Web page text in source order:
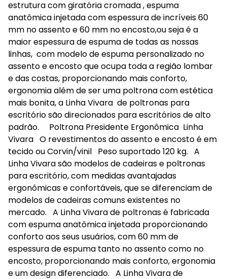
estrutura com giratória cromada , espuma
anatômica injetada com espessura de incríveis 60
mm no assento e 60 mm no encosto,ou seja é a
maior espessura de espuma de todas as nossas
linhas, com modelo de espuma personalizado no
assento e encosto que ocupa toda a região lombar
e das costas, proporcionando mais conforto,
ergonomia além de ser uma poltrona com estética
mais bonita, a Linha Vivara de poltronas para
escritório são direcionados para escritórios de alto
padrão. Poltrona Presidente Ergonômica Linha
Vivara O revestimentos do assento e encosto é em
tecido ou Corvin/vinil Peso suportado 120 kg. A
Linha Vivara são modelos de cadeiras e poltronas
para escritório, com medidas avantajadas
ergonômicas e confortáveis, que se diferenciam de
modelos de cadeiras comuns existentes no
mercado. A Linha Vivara de poltronas é fabricada
com espuma anatômica injetada proporcionando
conforto aos seus usuários, com 60 mm de
espessura de espuma tanto no assento como no
encosto, proporcionando mais conforto, ergonomia
e um design diferenciado. A Linha Vivara de